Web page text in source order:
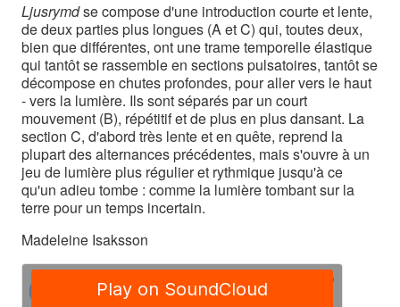
Ljusrymdse compose d'une introduction courte et lente,
de deux parties plus longues (A et C) qui, toutes deux,
bien que différentes, ont une trame temporelle élastique
qui tantôt se rassemble en sections pulsatoires, tantôt se
décompose en chutes profondes, pour aller vers le haut
- vers la lumière. Ils sont séparés par un court
mouvement (B), répétitif et de plus en plus dansant. La
section C, d'abord très lente et en quête, reprend la
plupart des alternances précédentes, mais s'ouvre à un
jeu de lumière plus régulier et rythmique jusqu'à ce
qu'un adieu tombe : comme la lumière tombant sur la
terre pour un temps incertain.
Madeleine Isaksson